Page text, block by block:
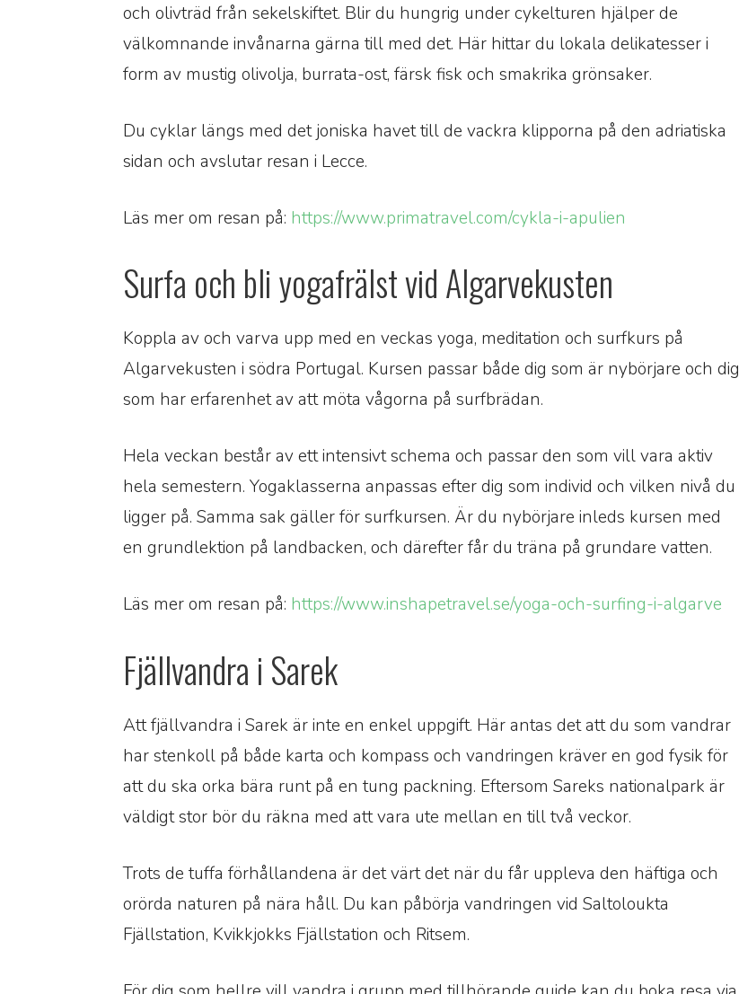
och olivträd från sekelskiftet. Blir du hungrig under cykelturen hjälper de
välkomnande invånarna gärna till med det. Här hittar du lokala delikatesser i
form av mustig olivolja, burrata-ost, färsk fisk och smakrika grönsaker.
Du cyklar längs med det joniska havet till de vackra klipporna på den adriatiska
sidan och avslutar resan i Lecce.
Läs mer om resan på: https://www.primatravel.com/cykla-i-apulien
Surfa och bli yogafrälst vid Algarvekusten
Koppla av och varva upp med en veckas yoga, meditation och surfkurs på
Algarvekusten i södra Portugal. Kursen passar både dig som är nybörjare och dig
som har erfarenhet av att möta vågorna på surfbrädan.
Hela veckan består av ett intensivt schema och passar den som vill vara aktiv
hela semestern. Yogaklasserna anpassas efter dig som individ och vilken nivå du
ligger på. Samma sak gäller för surfkursen. Är du nybörjare inleds kursen med
en grundlektion på landbacken, och därefter får du träna på grundare vatten.
Läs mer om resan på: https://www.inshapetravel.se/yoga-och-surfing-i-algarve
Fjällvandra i Sarek
Att fjällvandra i Sarek är inte en enkel uppgift. Här antas det att du som vandrar
har stenkoll på både karta och kompass och vandringen kräver en god fysik för
att du ska orka bära runt på en tung packning. Eftersom Sareks nationalpark är
väldigt stor bör du räkna med att vara ute mellan en till två veckor.
Trots de tuffa förhållandena är det värt det när du får uppleva den häftiga och
orörda naturen på nära håll. Du kan påbörja vandringen vid Saltoloukta
Fjällstation, Kvikkjokks Fjällstation och Ritsem.